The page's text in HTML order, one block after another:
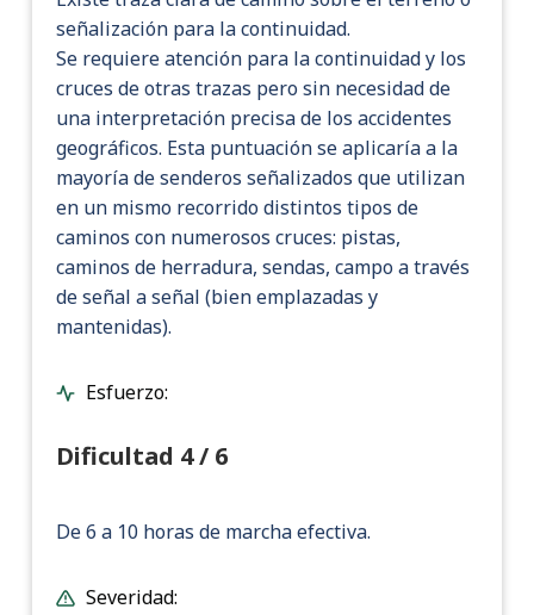
señalización para la continuidad.
Se requiere atención para la continuidad y los
cruces de otras trazas pero sin necesidad de
una interpretación precisa de los accidentes
geográficos. Esta puntuación se aplicaría a la
mayoría de senderos señalizados que utilizan
en un mismo recorrido distintos tipos de
caminos con numerosos cruces: pistas,
caminos de herradura, sendas, campo a través
de señal a señal (bien emplazadas y
mantenidas).
Esfuerzo:
Dificultad 4 / 6
De 6 a 10 horas de marcha efectiva.
Severidad: